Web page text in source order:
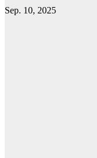
Sep. 10, 2025